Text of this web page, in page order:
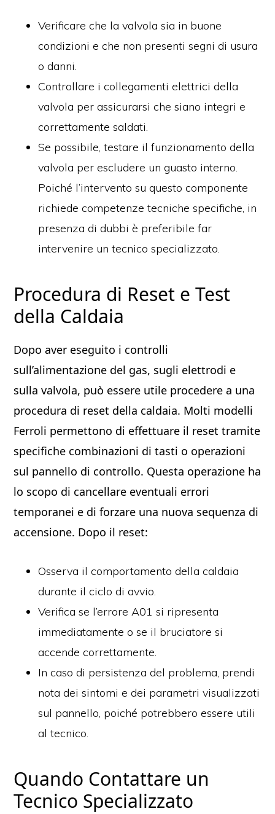
Verificare che la valvola sia in buone
condizioni e che non presenti segni di usura
o danni.
Controllare i collegamenti elettrici della
valvola per assicurarsi che siano integri e
correttamente saldati.
Se possibile, testare il funzionamento della
valvola per escludere un guasto interno.
Poiché l’intervento su questo componente
richiede competenze tecniche specifiche, in
presenza di dubbi è preferibile far
intervenire un tecnico specializzato.
Procedura di Reset e Test
della Caldaia
Dopo aver eseguito i controlli
sull’alimentazione del gas, sugli elettrodi e
sulla valvola, può essere utile procedere a una
procedura di reset della caldaia. Molti modelli
Ferroli permettono di effettuare il reset tramite
specifiche combinazioni di tasti o operazioni
sul pannello di controllo. Questa operazione ha
lo scopo di cancellare eventuali errori
temporanei e di forzare una nuova sequenza di
accensione. Dopo il reset:
Osserva il comportamento della caldaia
durante il ciclo di avvio.
Verifica se l’errore A01 si ripresenta
immediatamente o se il bruciatore si
accende correttamente.
In caso di persistenza del problema, prendi
nota dei sintomi e dei parametri visualizzati
sul pannello, poiché potrebbero essere utili
al tecnico.
Quando Contattare un
Tecnico Specializzato